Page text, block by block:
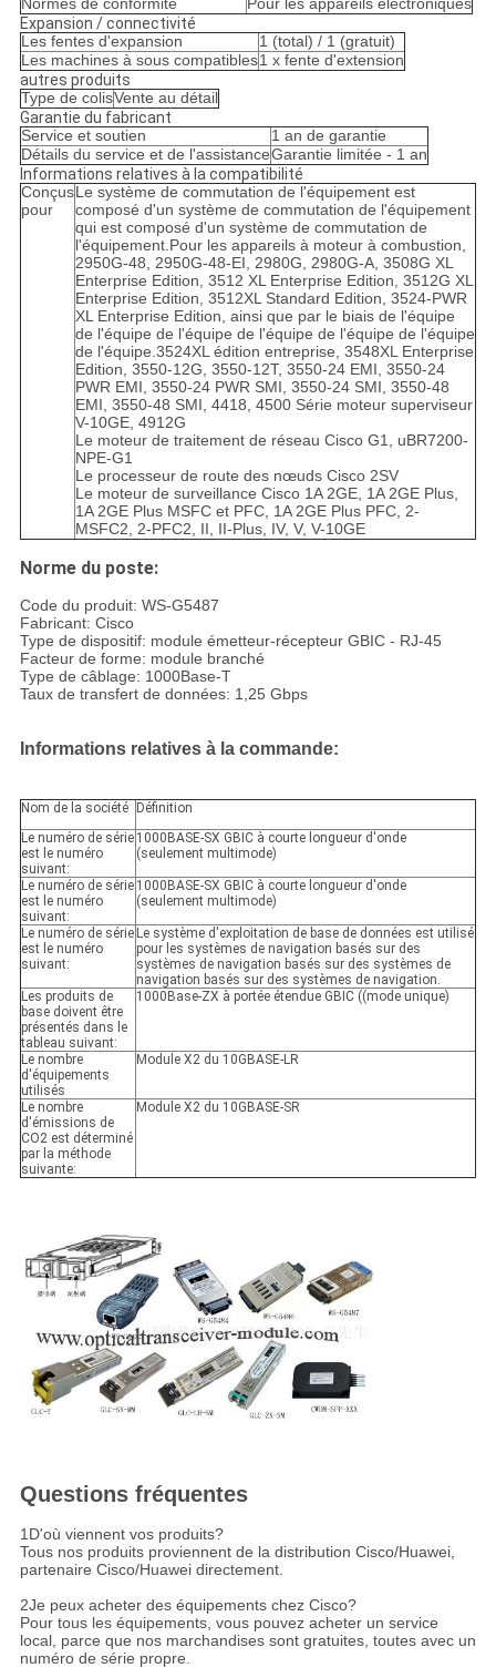
Normes de conformité
Pour les appareils électroniques
Expansion / connectivité
Les fentes d'expansion
1 (total) / 1 (gratuit)
Les machines à sous compatibles1 x fente d'extension
autres produits
Type de colisVente au détail
Garantie du fabricant
Service et soutien
1 an de garantie
Détails du service et de l'assistanceGarantie limitée - 1 an
Informations relatives à la compatibilité
Conçus
pour
Le système de commutation de l'équipement est
composé d'un système de commutation de l'équipement
qui est composé d'un système de commutation de
l'équipement.Pour les appareils à moteur à combustion,
2950G-48, 2950G-48-EI, 2980G, 2980G-A, 3508G XL
Enterprise Edition, 3512 XL Enterprise Edition, 3512G XL
Enterprise Edition, 3512XL Standard Edition, 3524-PWR
XL Enterprise Edition, ainsi que par le biais de l'équipe
de l'équipe de l'équipe de l'équipe de l'équipe de l'équipe
de l'équipe.3524XL édition entreprise, 3548XL Enterprise
Edition, 3550-12G, 3550-12T, 3550-24 EMI, 3550-24
PWR EMI, 3550-24 PWR SMI, 3550-24 SMI, 3550-48
EMI, 3550-48 SMI, 4418, 4500 Série moteur superviseur
V-10GE, 4912G
Le moteur de traitement de réseau Cisco G1, uBR7200-
NPE-G1
Le processeur de route des nœuds Cisco 2SV
Le moteur de surveillance Cisco 1A 2GE, 1A 2GE Plus,
1A 2GE Plus MSFC et PFC, 1A 2GE Plus PFC, 2-
MSFC2, 2-PFC2, II, II-Plus, IV, V, V-10GE
Norme du poste:
Code du produit: WS-G5487
Fabricant: Cisco
Type de dispositif: module émetteur-récepteur GBIC - RJ-45
Facteur de forme: module branché
Type de câblage: 1000Base-T
Taux de transfert de données: 1,25 Gbps
Informations relatives à la commande:
Nom de la société
Définition
Le numéro de série
est le numéro
suivant:
1000BASE-SX GBIC à courte longueur d'onde
(seulement multimode)
Le numéro de série
est le numéro
suivant:
1000BASE-SX GBIC à courte longueur d'onde
(seulement multimode)
Le numéro de série
est le numéro
suivant:
Le système d'exploitation de base de données est utilisé
pour les systèmes de navigation basés sur des
systèmes de navigation basés sur des systèmes de
navigation basés sur des systèmes de navigation.
Les produits de
base doivent être
présentés dans le
tableau suivant:
1000Base-ZX à portée étendue GBIC ((mode unique)
Le nombre
d'équipements
utilisés
Module X2 du 10GBASE-LR
Le nombre
d'émissions de
CO2 est déterminé
par la méthode
suivante:
Module X2 du 10GBASE-SR
Questions fréquentes
1D'où viennent vos produits?
Tous nos produits proviennent de la distribution Cisco/Huawei,
partenaire Cisco/Huawei directement.
2Je peux acheter des équipements chez Cisco?
Pour tous les équipements, vous pouvez acheter un service
local, parce que nos marchandises sont gratuites, toutes avec un
numéro de série propre.